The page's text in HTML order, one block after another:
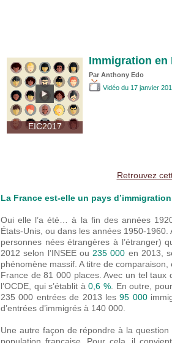
EIC2017
Immigration en
Par Anthony Edo
Vidéo du 17 janvier
Retrouvez
La France est-elle un pays
Oui elle l’a été… à la fin des années
États-Unis, ou dans les années 1950-1960.
personnes nées étrangères à l’étranger)
2012 selon l’INSEE ou235 000 en 2013,
phénomène massif. A titre de
France de 81 000 places. Avec un tel taux
l’OCDE, qui s’établit à0,6 %. En outre,
235 000 entrées de 2013 les95 000
d’entrées d’immigrés à 140 000.
Une autre façon de répondre à la